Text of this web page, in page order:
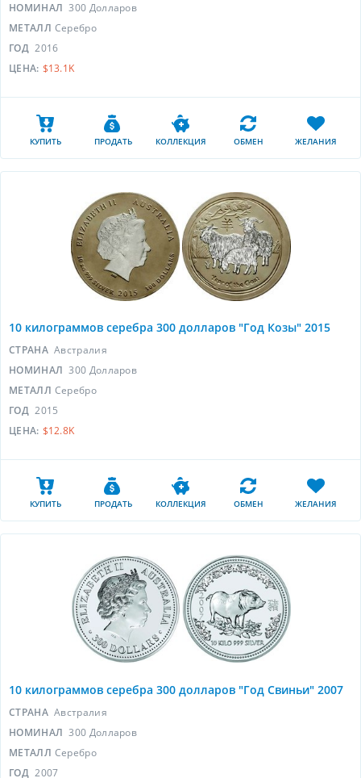
НОМИНАЛ 300 Долларов
МЕТАЛЛ Серебро
ГОД 2016
ЦЕНА: $13.1K
КУПИТЬ ПРОДАТЬ КОЛЛЕКЦИЯ ОБМЕН ЖЕЛАНИЯ
10 килограммов серебра 300 долларов "Год Козы" 2015
СТРАНА Австралия
НОМИНАЛ 300 Долларов
МЕТАЛЛ Серебро
ГОД 2015
ЦЕНА: $12.8K
КУПИТЬ ПРОДАТЬ КОЛЛЕКЦИЯ ОБМЕН ЖЕЛАНИЯ
10 килограммов серебра 300 долларов "Год Свиньи" 2007
СТРАНА Австралия
НОМИНАЛ 300 Долларов
МЕТАЛЛ Серебро
ГОД 2007